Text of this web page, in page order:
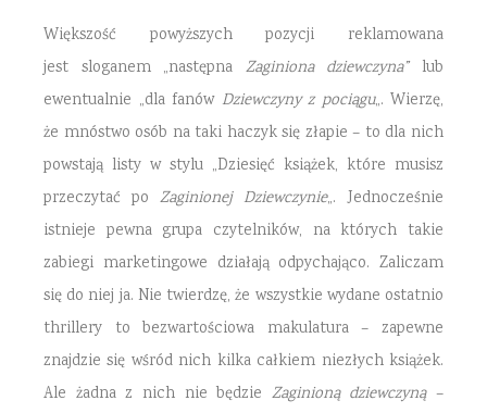
Większość powyższych pozycji reklamowana
jest sloganem „następna Zaginiona dziewczyna”lub
ewentualnie „dla fanów Dziewczyny z pociągu„. Wierzę,
że mnóstwo osób na taki haczyk się złapie – to dla nich
powstają listy w stylu „Dziesięć książek, które musisz
przeczytać po Zaginionej Dziewczynie„. Jednocześnie
istnieje pewna grupa czytelników, na których takie
zabiegi marketingowe działają odpychająco. Zaliczam
się do niej ja. Nie twierdzę, że wszystkie wydane ostatnio
thrillery to bezwartościowa makulatura – zapewne
znajdzie się wśród nich kilka całkiem niezłych książek.
Ale żadna z nich nie będzie Zaginioną dziewczyną–